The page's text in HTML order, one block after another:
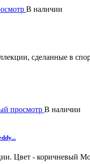
В наличии
сделанные в
просмотр В наличии
Цвет - коричневый